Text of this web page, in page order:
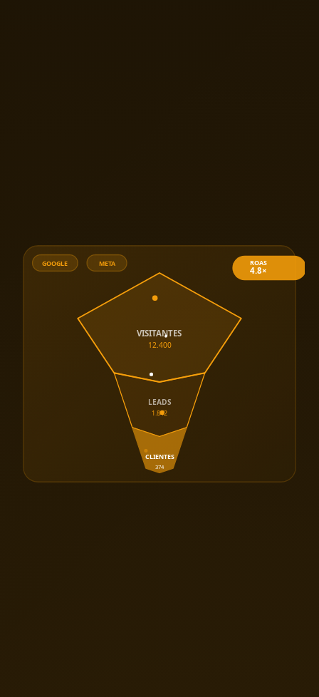
VISITANTES
12.400
LEADS
1.842
CLIENTES
374
GOOGLE META ROAS
4.8×